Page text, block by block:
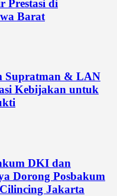
Prestasi di
Barat
Supratman & LAN
Kebijakan untuk
DKI dan
Dorong Posbakum
Jakarta